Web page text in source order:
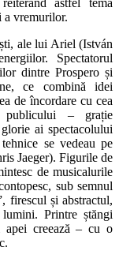
astfel tema
a vremurilor.
ale lui Ariel (István
Spectatorul
dintre Prospero și
ce combină idei
de încordare cu cea
publicului – grație
ai spectacolului
se vedeau pe
Jaeger). Figurile de
de musicalurile
sub semnul
firescul și abstractul,
Printre ștăngi
apei creează – cu o